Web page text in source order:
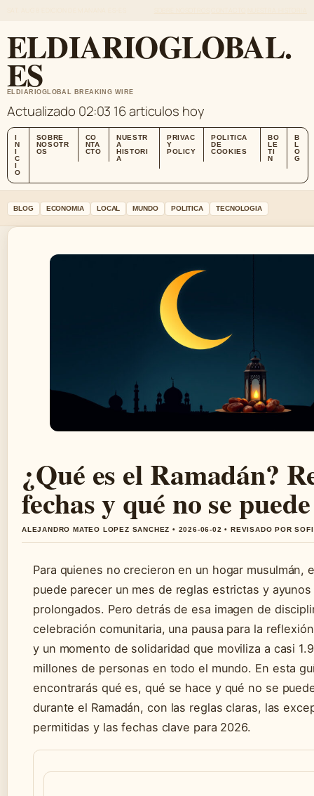
ELDIARIOGLOBAL.
ES
ELDIARIOGLOBAL BREAKING WIRE
Actualizado 02:03 16 articulos hoy
I
N
I
C
I
O
SOBRE
NOSOTR
OS
CO
NTA
CTO
NUESTR
A
HISTORI
A
PRIVAC
Y
POLICY
POLITICA
DE
COOKIES
BO
LE
TI
N
B
L
O
G
BLOG ECONOMIA LOCAL MUNDO POLITICA TECNOLOGIA
¿Qué es el Ramadán?
fechas y qué no se
ALEJANDRO MATEO LOPEZ SANCHEZ • 2026-06-02 • REVISADO POR
Para quienes no crecieron en un hogar musulmán,
puede parecer un mes de reglas estrictas y ayunos
prolongados. Pero detrás de esa imagen de
celebración comunitaria, una pausa para la
y un momento de solidaridad que moviliza a casi
millones de personas en todo el mundo. En esta
encontrarás qué es, qué se hace y qué no se
durante el Ramadán, con las reglas claras, las
permitidas y las fechas clave para 2026.